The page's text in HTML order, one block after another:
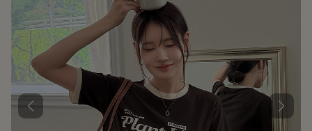
특별한 날부터 일상까지 함께하는 룩
쥬빌스트링 포켓원피스
17% 58,900원
리뷰 카운트 영역